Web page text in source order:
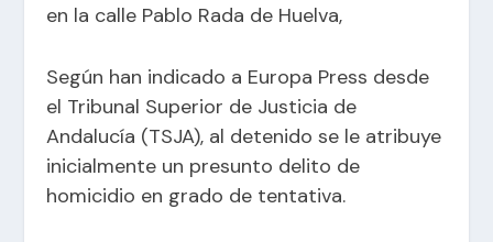
en la calle Pablo Rada de Huelva,
Según han indicado a Europa Press desde
el Tribunal Superior de Justicia de
Andalucía (TSJA), al detenido se le atribuye
inicialmente un presunto delito de
homicidio en grado de tentativa.